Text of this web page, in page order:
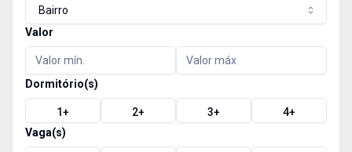
Bairro
Valor
Dormitório(s)
1+ 2+ 3+ 4+
Vaga(s)